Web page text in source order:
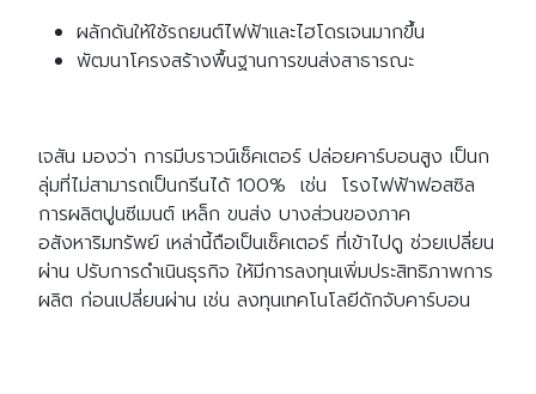
ผลักดันให้ใช้รถยนต์ไฟฟ้าและไฮโดรเจนมากขึ้น
พัฒนาโครงสร้างพื้นฐานการขนส่งสาธารณะ
เจสัน มองว่า การมีบราวน์เซ็คเตอร์ ปล่อยคาร์บอนสูง เป็นก
ลุ่มที่ไม่สามารถเป็นกรีนได้ 100% เช่น โรงไฟฟ้าฟอสซิล
การผลิตปูนซีเมนต์ เหล็ก ขนส่ง บางส่วนของภาค
อสังหาริมทรัพย์ เหล่านี้ถือเป็นเซ็คเตอร์ ที่เข้าไปดู ช่วยเปลี่ยน
ผ่าน ปรับการดำเนินธุรกิจ ให้มีการลงทุนเพิ่มประสิทธิภาพการ
ผลิต ก่อนเปลี่ยนผ่าน เช่น ลงทุนเทคโนโลยีดักจับคาร์บอน